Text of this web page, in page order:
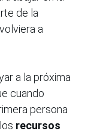
de la
a
a la próxima
cuando
persona
recursos